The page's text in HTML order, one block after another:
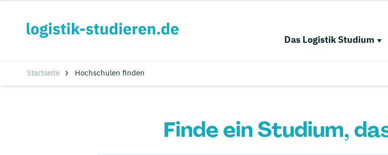
Das Logistik Studium
Startseite Hochschulen finden
Finde ein Studium,